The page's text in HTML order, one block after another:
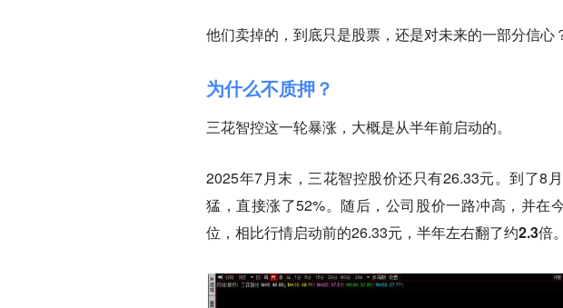
他们卖掉的，到底只是股票，还是对未来的一部分信心
为什么不质押？
三花智控这一轮暴涨，大概是从半年前启动的。
2025年7月末，三花智控股价还只有26.33元。到了8
猛，直接涨了52%。随后，公司股价一路冲高，并在
位，相比行情启动前的26.33元， 半年左右翻了约2.3倍。